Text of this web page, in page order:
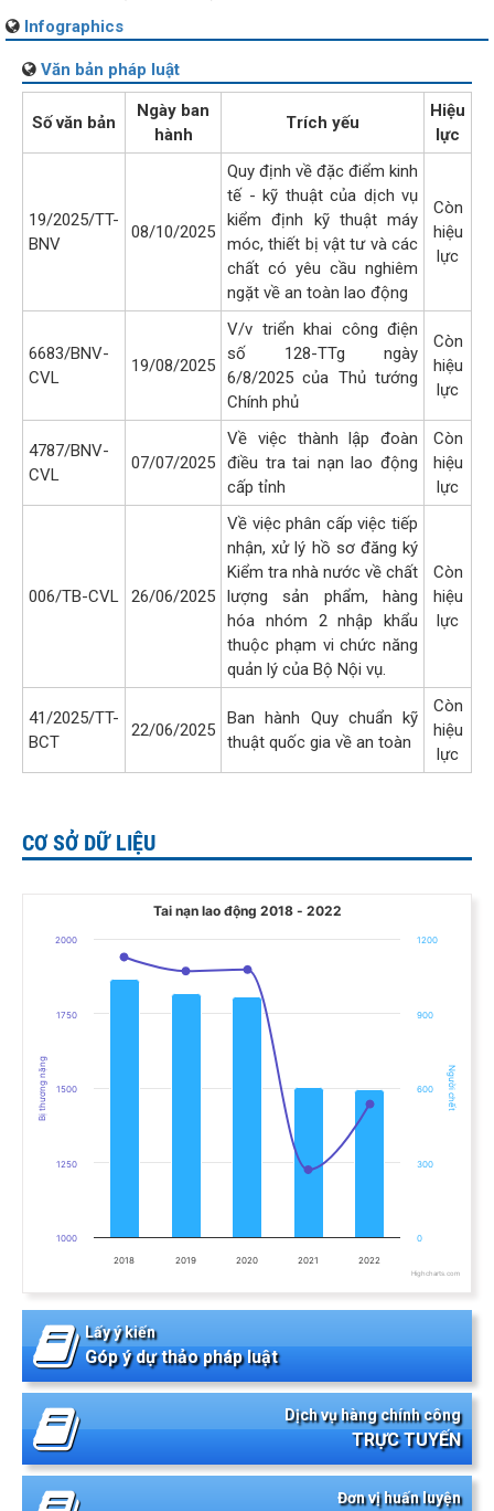
Infographics
Văn bản pháp luật
Số văn bản
Ngày ban
hành
Trích yếu
Hiệu
lực
19/2025/TT-
BNV
08/10/2025
Quy định về đặc điểm kinh
tế - kỹ thuật của dịch vụ
kiểm định kỹ thuật máy
móc, thiết bị vật tư và các
chất có yêu cầu nghiêm
ngặt về an toàn lao động
Còn
hiệu
lực
6683/BNV-
CVL
19/08/2025
V/v triển khai công điện
số 128-TTg ngày
6/8/2025 của Thủ tướng
Chính phủ
Còn
hiệu
lực
4787/BNV-
CVL
07/07/2025
Về việc thành lập đoàn
điều tra tai nạn lao động
cấp tỉnh
Còn
hiệu
lực
006/TB-CVL 26/06/2025
Về việc phân cấp việc tiếp
nhận, xử lý hồ sơ đăng ký
Kiểm tra nhà nước về chất
lượng sản phẩm, hàng
hóa nhóm 2 nhập khẩu
thuộc phạm vi chức năng
quản lý của Bộ Nội vụ.
Còn
hiệu
lực
41/2025/TT-
BCT
22/06/2025
Ban hành Quy chuẩn kỹ
thuật quốc gia về an toàn
Còn
hiệu
lực
CƠ SỞ DỮ LIỆU
Tai nạn lao động 2018 - 2022
Combination chart with 2 data series.
The chart has 1 X axis displaying categories.
The chart has 2 Y axes displaying Bị thương nặng, and Người
Bị thương nặng Người chết
Tai nạn lao động 2018 - 2022
2018 2019 2020 2021 2022
1000
1250
1500
1750
2000
0
300
600
900
1200
Highcharts.com
Lấy ý kiến
Góp ý dự thảo pháp luật
Dịch vụ hàng chính công
TRỰC TUYẾN
Đơn vị huấn luyện